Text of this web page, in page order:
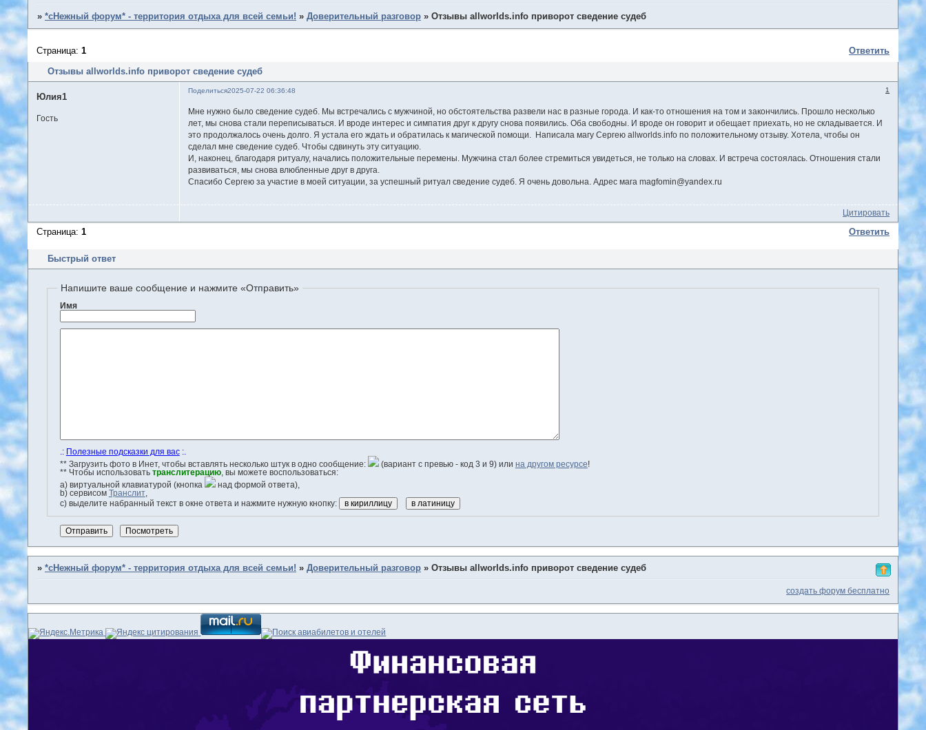
» *сНежный форум* - территория отдыха для всей семьи! » Доверительный разговор » Отзывы allworlds.info приворот сведение судеб
Отзывы allworlds.info приворот сведение судеб
Страница: 1 Ответить
Поделиться 1
2025-07-22 06:36:48
Юлия1
Гость
Мне нужно было сведение судеб. Мы встречались с мужчиной, но обстоятельства развели нас в разные города. И как-то отношения на том и закончились. Прошло несколько
лет, мы снова стали переписываться. И вроде интерес и симпатия друг к другу снова появились. Оба свободны. И вроде он говорит и обещает приехать, но не складывается. И
это продолжалось очень долго. Я устала его ждать и обратилась к магической помощи. Написала магу Сергею allworlds.info по положительному отзыву. Хотела, чтобы он
сделал мне сведение судеб. Чтобы сдвинуть эту ситуацию.
И, наконец, благодаря ритуалу, начались положительные перемены. Мужчина стал более стремиться увидеться, не только на словах. И встреча состоялась. Отношения стали
развиваться, мы снова влюбленные друг в друга.
Спасибо Сергею за участие в моей ситуации, за успешный ритуал сведение судеб. Я очень довольна. Адрес мага magfomin@yandex.ru
Цитировать
Ответить
Страница: 1
Быстрый ответ
Напишите ваше сообщение и нажмите «Отправить»
Имя
.: Полезные подсказки для вас:.
** Загрузить фото в Инет, чтобы вставлять несколько штук в одно сообщение:
(вариант с превью - код 3 и 9) или на другом ресурсе!
** Чтобы использовать транслитерацию, вы можете воспользоваться:
a) виртуальной клавиатурой (кнопка
над формой ответа),
b) сервисом
Транслит,
с) выделите набранный текст в окне ответа и нажмите нужную кнопку:
» *сНежный форум* - территория отдыха для всей семьи! » Доверительный разговор » Отзывы allworlds.info приворот сведение судеб
создать форум бесплатно